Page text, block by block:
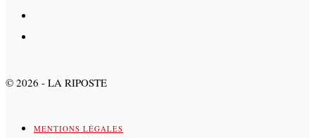
© 2026 - LA RIPOSTE
MENTIONS LÉGALES